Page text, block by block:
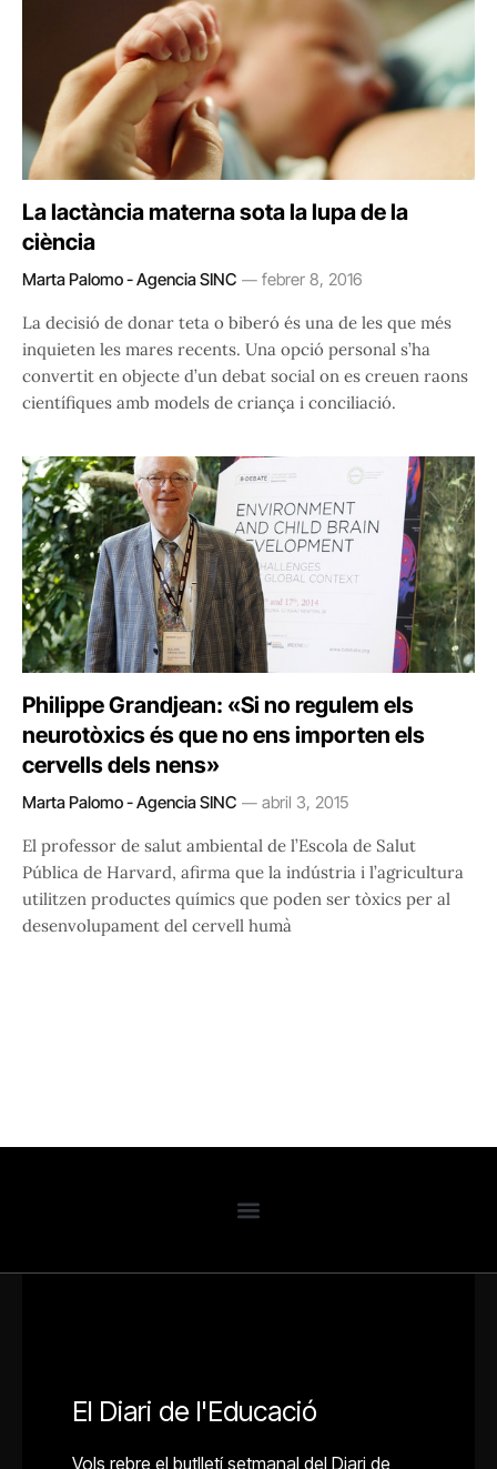
La lactància materna sota la lupa de la
ciència
Marta Palomo - Agencia SINC febrer 8, 2016
La decisió de donar teta o biberó és una de les que més
inquieten les mares recents. Una opció personal s’ha
convertit en objecte d’un debat social on es creuen raons
científiques amb models de criança i conciliació.
Philippe Grandjean: «Si no regulem els
neurotòxics és que no ens importen els
cervells dels nens»
Marta Palomo - Agencia SINC abril 3, 2015
El professor de salut ambiental de l’Escola de Salut
Pública de Harvard, afirma que la indústria i l’agricultura
utilitzen productes químics que poden ser tòxics per al
desenvolupament del cervell humà